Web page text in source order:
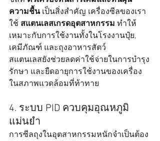
ความชื้น เป็นสิ่งสำคัญ เครื่องซีลของเรา
ใช้ สแตนเลสเกรดอุตสาหกรรม ทำให้
เหมาะกับการใช้งานทั้งในโรงงานปุ๋ย,
เคมีภัณฑ์ และถุงอาหารสัตว์
สแตนเลสยังช่วยลดค่าใช้จ่ายในการบำรุง
รักษา และยืดอายุการใช้งานของเครื่อง
ในสภาพแวดล้อมที่ท้าทาย
4. ระบบ PID ควบคุมอุณหภูมิ
แม่นยำ
การซีลถุงในอุตสาหกรรมหนักจำเป็นต้อง